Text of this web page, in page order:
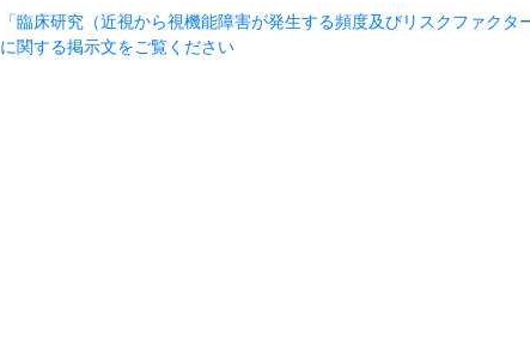
「臨床研究（近視から視機能障害が発生する頻度及びリスクファク
に関する掲示文をご覧ください